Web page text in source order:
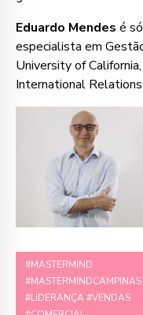
Eduardo Mendes é
especialista em
University of
International
#MASTERMIND
#MASTERMINDCAMPINAS
#LIDERANÇA #VENDAS